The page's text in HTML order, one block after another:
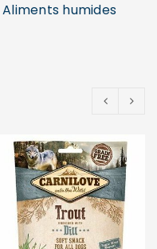
Aliments humides